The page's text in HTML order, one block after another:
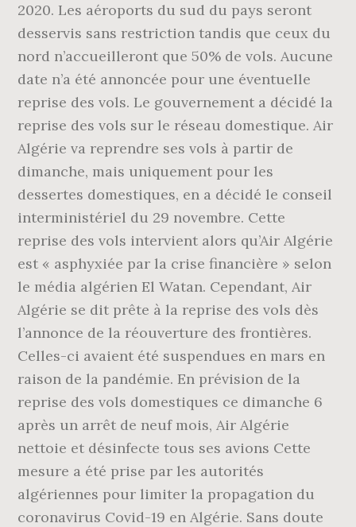
2020. Les aéroports du sud du pays seront
desservis sans restriction tandis que ceux du
nord n’accueilleront que 50% de vols. Aucune
date n’a été annoncée pour une éventuelle
reprise des vols. Le gouvernement a décidé la
reprise des vols sur le réseau domestique. Air
Algérie va reprendre ses vols à partir de
dimanche, mais uniquement pour les
dessertes domestiques, en a décidé le conseil
interministériel du 29 novembre. Cette
reprise des vols intervient alors qu’Air Algérie
est « asphyxiée par la crise financière » selon
le média algérien El Watan. Cependant, Air
Algérie se dit prête à la reprise des vols dès
l’annonce de la réouverture des frontières.
Celles-ci avaient été suspendues en mars en
raison de la pandémie. En prévision de la
reprise des vols domestiques ce dimanche 6
après un arrêt de neuf mois, Air Algérie
nettoie et désinfecte tous ses avions Cette
mesure a été prise par les autorités
algériennes pour limiter la propagation du
coronavirus Covid-19 en Algérie. Sans doute